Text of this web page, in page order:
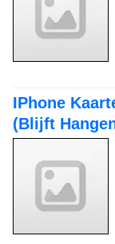
IPhone
(Blijft